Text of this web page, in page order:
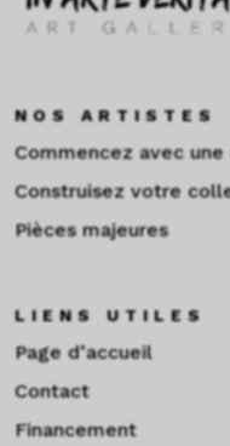
NOS ARTISTES
Commencez avec
Construisez votre
Pièces majeures
LIENS UTILES
Page d’accueil
Contact
Financement